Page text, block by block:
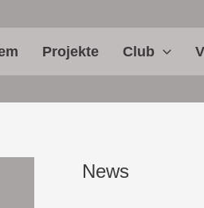
Projekte Club
News